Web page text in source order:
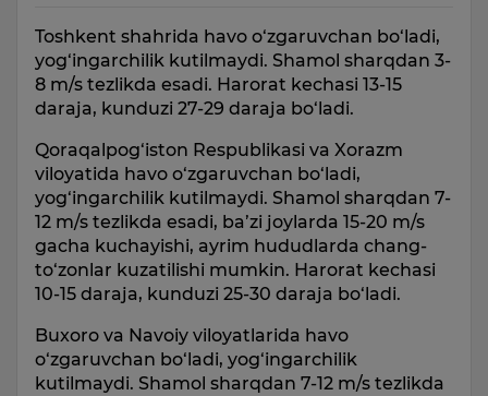
Toshkent shahrida havo o‘zgaruvchan bo‘ladi,
yog‘ingarchilik kutilmaydi. Shamol sharqdan 3-
8 m/s tezlikda esadi. Harorat kechasi 13-15
daraja, kunduzi 27-29 daraja bo‘ladi.
Qoraqalpog‘iston Respublikasi va Xorazm
viloyatida havo o‘zgaruvchan bo‘ladi,
yog‘ingarchilik kutilmaydi. Shamol sharqdan 7-
12 m/s tezlikda esadi, ba’zi joylarda 15-20 m/s
gacha kuchayishi, ayrim hududlarda chang-
to‘zonlar kuzatilishi mumkin. Harorat kechasi
10-15 daraja, kunduzi 25-30 daraja bo‘ladi.
Buxoro va Navoiy viloyatlarida havo
o‘zgaruvchan bo‘ladi, yog‘ingarchilik
kutilmaydi. Shamol sharqdan 7-12 m/s tezlikda